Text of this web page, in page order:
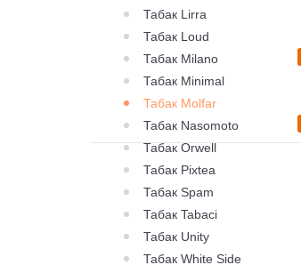
Табак Lirra
Табак Loud
Табак Milano
Табак Minimal
Табак Molfar
Табак Nasomoto
Табак Orwell
Табак Pixtea
Табак Spam
Табак Tabaci
Табак Unity
Табак White Side